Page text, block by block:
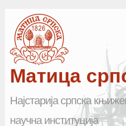
Матица
Најстарија српска
научна институција